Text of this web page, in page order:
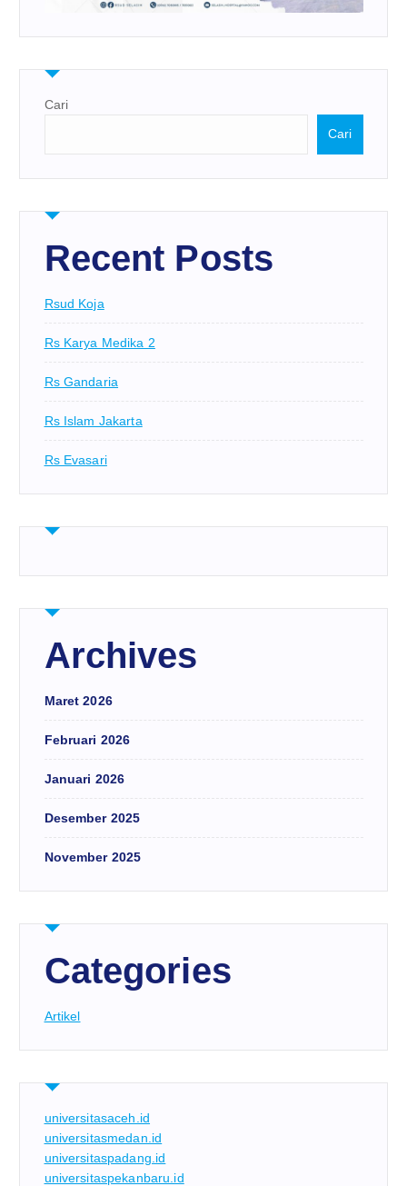
Cari
Cari
Recent Posts
Rsud Koja
Rs Karya Medika 2
Rs Gandaria
Rs Islam Jakarta
Rs Evasari
Archives
Maret 2026
Februari 2026
Januari 2026
Desember 2025
November 2025
Categories
Artikel
universitasaceh.id
universitasmedan.id
universitaspadang.id
universitaspekanbaru.id